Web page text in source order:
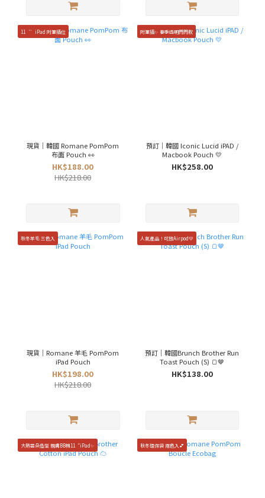
11‘’iPad 附筆插位
現貨｜韓國 Romane PomPom
布面 Pouch 👀
HK$188.00
HK$218.00
附筆插✨ 春季透明閃閃款
預訂｜韓國 Iconic Lucid iPAD /
Macbook Pouch 💛
HK$258.00
秋冬羊毛 三色入
現貨｜Romane 羊毛 PomPom
iPad Pouch
HK$198.00
HK$218.00
人氣產品！可放Airpod💛
預訂｜韓國Brunch Brother Run
Toast Pouch (S) 🍞🤎
HK$138.00
大熱雲朵造型 親膚BB棉11“iPad✨ 秋冬環保袋 兩色入💕